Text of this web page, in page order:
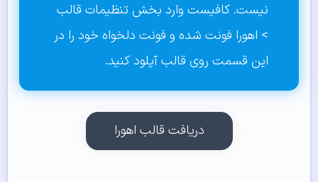
نیست. کافیست وارد بخش تنظیمات قالب
> اهورا فونت شده و فونت دلخواه خود را در
این قسمت روی قالب آپلود کنید.
دریافت قالب اهورا